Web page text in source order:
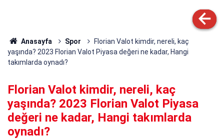
Anasayfa Spor
Florian Valot kimdir, nereli, kaç
yaşında? 2023 Florian Valot Piyasa değeri ne kadar, Hangi
takımlarda oynadı?
Florian Valot kimdir, nereli, kaç
yaşında? 2023 Florian Valot Piyasa
değeri ne kadar, Hangi takımlarda
oynadı?